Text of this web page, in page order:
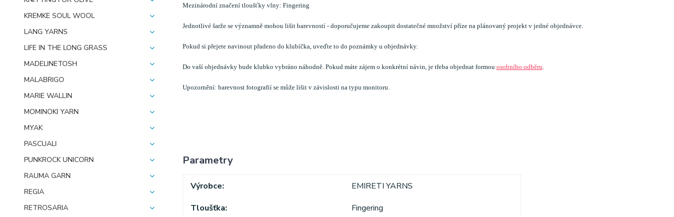
KREMKE SOUL WOOL
LANG YARNS
LIFE IN THE LONG GRASS
MADELINETOSH
MALABRIGO
MARIE WALLIN
MOMINOKI YARN
MYAK
PASCUALI
PUNKROCK UNICORN
RAUMA GARN
REGIA
RETROSARIA
Mezinárodní značení tloušťky vlny: Fingering
Jednotlivé šarže se významně mohou lišit barevností - doporučujeme zakoupit dostatečné množství příze na plánovaný projekt v jedné objednávce.
Pokud si přejete navinout přadeno do klubíčka, uveďte to do poznámky u objednávky.
Do vaší objednávky bude klubko vybráno náhodně. Pokud máte zájem o konkrétní návin, je třeba objednat formou osobního odběru
Upozornění: barevnost fotografií se může lišit v závislosti na typu monitoru.
Parametry
Výrobce
EMIRETI YARNS
Tloušťka
Fingering